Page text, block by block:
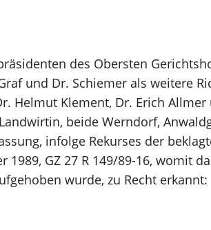
des Obersten
und Dr. Schiemer als weitere
Helmut Klement, Dr. Erich
beide Werndorf,
infolge Rekurses der
GZ 27 R 149/89-16, womit
wurde, zu Recht erkannt: